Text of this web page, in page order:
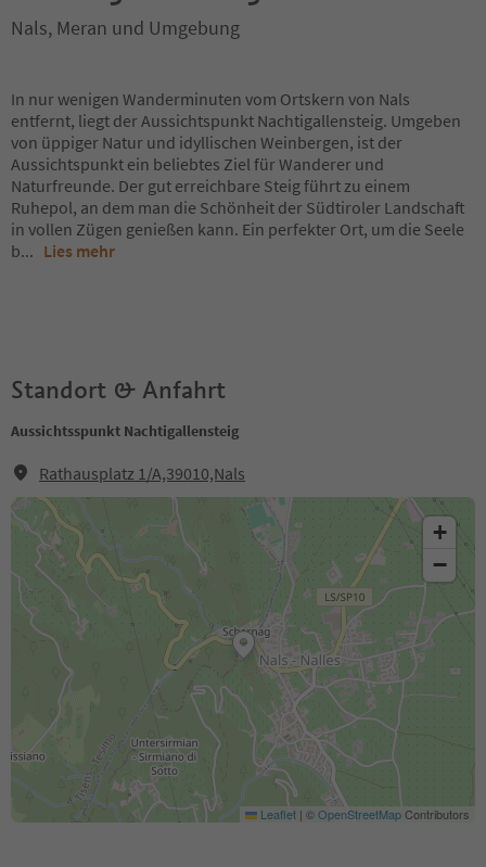
Nals, Meran und Umgebung
In nur wenigen Wanderminuten vom Ortskern von Nals
entfernt, liegt der Aussichtspunkt Nachtigallensteig. Umgeben
von üppiger Natur und idyllischen Weinbergen, ist der
Aussichtspunkt ein beliebtes Ziel für Wanderer und
Naturfreunde. Der gut erreichbare Steig führt zu einem
Ruhepol, an dem man die Schönheit der Südtiroler Landschaft
in vollen Zügen genießen kann. Ein perfekter Ort, um die Seele
b... Lies mehr
Standort & Anfahrt
Aussichtsspunkt Nachtigallensteig
Rathausplatz 1/A,39010,Nals
+
−
Leaflet | ©OpenStreetMapContributors